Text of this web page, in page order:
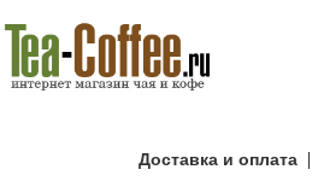
Доставка и оплата |